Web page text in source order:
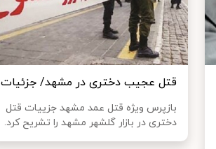
قتل عجیب دختری در مشهد/ جزئیات
بازپرس ویژه قتل عمد مشهد جزییات قتل
دختری در بازار گلشهر مشهد را تشریح کرد.